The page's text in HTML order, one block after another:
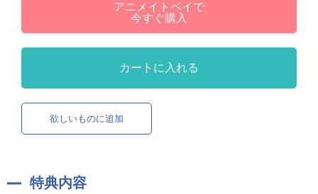
アニメイトペイで
今すぐ購入
カートに入れる
欲しいものに追加
特典内容